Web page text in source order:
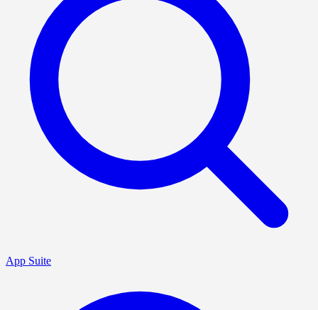
App Suite